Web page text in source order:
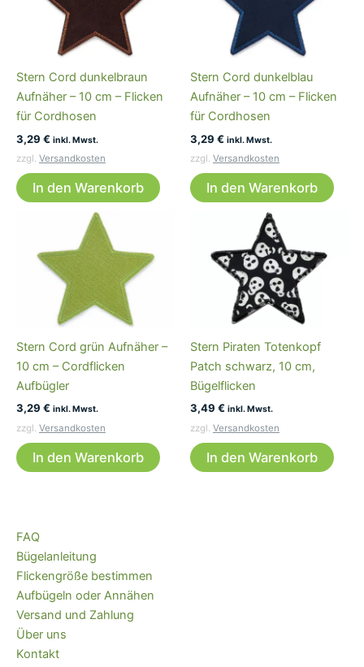
Stern Cord dunkelbraun
Aufnäher – 10 cm – Flicken
für Cordhosen
3,29 € inkl. Mwst.
zzgl. Versandkosten
In den Warenkorb
Stern Cord dunkelblau
Aufnäher – 10 cm – Flicken
für Cordhosen
3,29 € inkl. Mwst.
zzgl. Versandkosten
In den Warenkorb
Stern Cord grün Aufnäher –
10 cm – Cordflicken
Aufbügler
3,29 € inkl. Mwst.
zzgl. Versandkosten
In den Warenkorb
Stern Piraten Totenkopf
Patch schwarz, 10 cm,
Bügelflicken
3,49 € inkl. Mwst.
zzgl. Versandkosten
In den Warenkorb
FAQ
Bügelanleitung
Flickengröße bestimmen
Aufbügeln oder Annähen
Versand und Zahlung
Über uns
Kontakt